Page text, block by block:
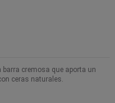
barra cremosa que aporta un
ceras naturales.